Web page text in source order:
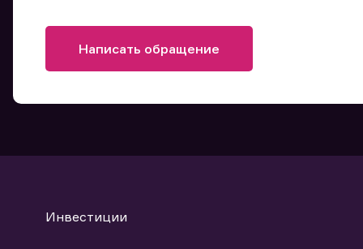
Написать обращение
Инвестиции